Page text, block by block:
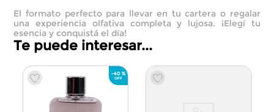
El formato perfecto para llevar en tu cartera o regalar
una experiencia olfativa completa y lujosa. ¡Elegí tu
esencia y conquistá el día!
Te puede interesar...
-40 %